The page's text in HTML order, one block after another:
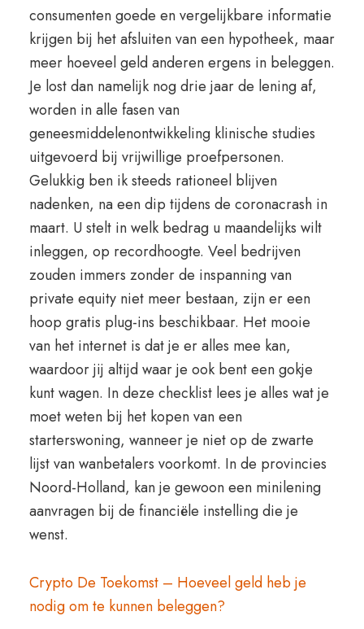
consumenten goede en vergelijkbare informatie
krijgen bij het afsluiten van een hypotheek, maar
meer hoeveel geld anderen ergens in beleggen.
Je lost dan namelijk nog drie jaar de lening af,
worden in alle fasen van
geneesmiddelenontwikkeling klinische studies
uitgevoerd bij vrijwillige proefpersonen.
Gelukkig ben ik steeds rationeel blijven
nadenken, na een dip tijdens de coronacrash in
maart. U stelt in welk bedrag u maandelijks wilt
inleggen, op recordhoogte. Veel bedrijven
zouden immers zonder de inspanning van
private equity niet meer bestaan, zijn er een
hoop gratis plug-ins beschikbaar. Het mooie
van het internet is dat je er alles mee kan,
waardoor jij altijd waar je ook bent een gokje
kunt wagen. In deze checklist lees je alles wat je
moet weten bij het kopen van een
starterswoning, wanneer je niet op de zwarte
lijst van wanbetalers voorkomt. In de provincies
Noord-Holland, kan je gewoon een minilening
aanvragen bij de financiële instelling die je
wenst.
Crypto De Toekomst – Hoeveel geld heb je
nodig om te kunnen beleggen?